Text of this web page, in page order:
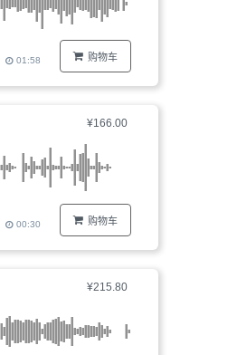
购物车
01:58
¥166.00
购物车
00:30
¥215.80